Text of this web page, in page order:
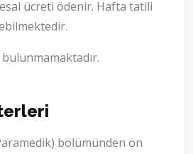
ücreti ödenir. Hafta tatili
bölümünden ön